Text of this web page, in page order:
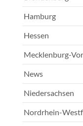
Hamburg
Hessen
Mecklenburg-
News
Niedersachsen
Nordrhein-